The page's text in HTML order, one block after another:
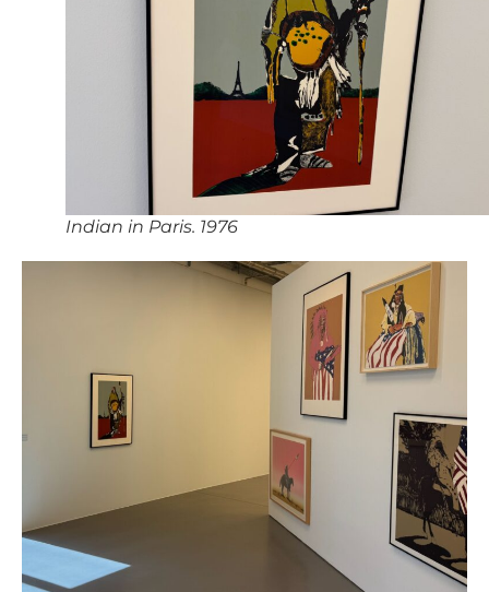
Indian in Paris. 1976